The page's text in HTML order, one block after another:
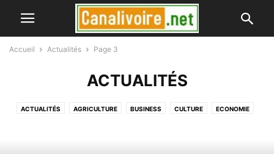
Accueil Actualités Page 3
ACTUALITÉS
ACTUALITÉS AGRICULTURE BUSINESS CULTURE ECONOMIE